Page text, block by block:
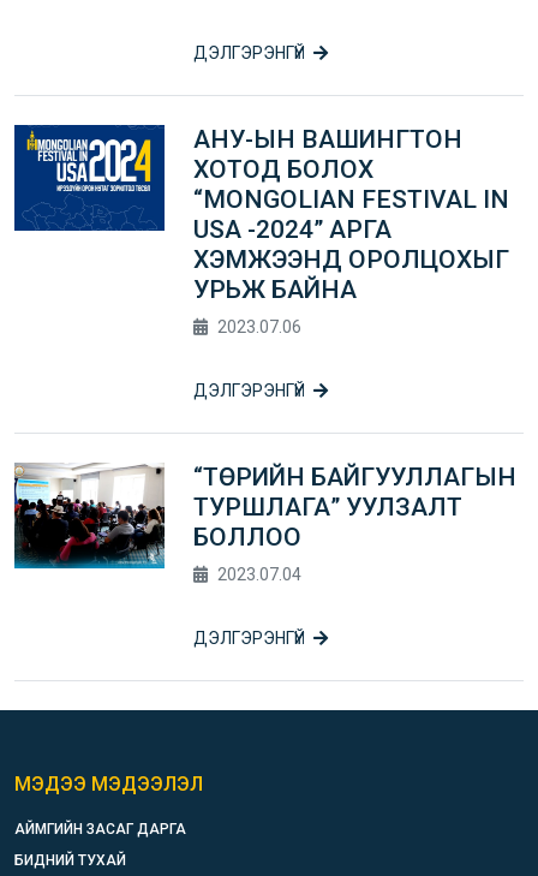
ДЭЛГЭРЭНГҮЙ
АНУ-ЫН ВАШИНГТОН
ХОТОД БОЛОХ
“MONGOLIAN FESTIVAL IN
USA -2024” АРГА
ХЭМЖЭЭНД ОРОЛЦОХЫГ
УРЬЖ БАЙНА
2023.07.06
ДЭЛГЭРЭНГҮЙ
“ТӨРИЙН БАЙГУУЛЛАГЫН
ТУРШЛАГА” УУЛЗАЛТ
БОЛЛОО
2023.07.04
ДЭЛГЭРЭНГҮЙ
МЭДЭЭ МЭДЭЭЛЭЛ
АЙМГИЙН ЗАСАГ ДАРГА
БИДНИЙ ТУХАЙ